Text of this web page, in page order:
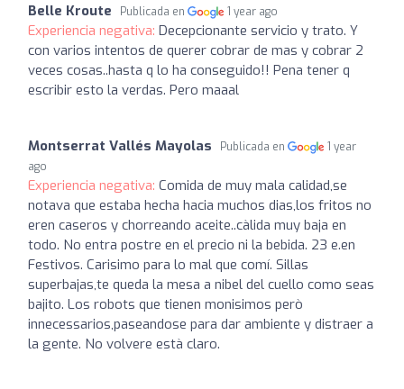
Belle Kroute Publicada en 1 year ago
Experiencia negativa: Decepcionante servicio y trato. Y
con varios intentos de querer cobrar de mas y cobrar 2
veces cosas..hasta q lo ha conseguido!! Pena tener q
escribir esto la verdas. Pero maaal
Montserrat Vallés Mayolas Publicada en
1 year
ago
Experiencia negativa: Comida de muy mala calidad,se
notava que estaba hecha hacia muchos dias,los fritos no
eren caseros y chorreando aceite..càlida muy baja en
todo. No entra postre en el precio ni la bebida. 23 e.en
Festivos. Carisimo para lo mal que comí. Sillas
superbajas,te queda la mesa a nibel del cuello como seas
bajito. Los robots que tienen monisimos però
innecessarios,paseandose para dar ambiente y distraer a
la gente. No volvere està claro.